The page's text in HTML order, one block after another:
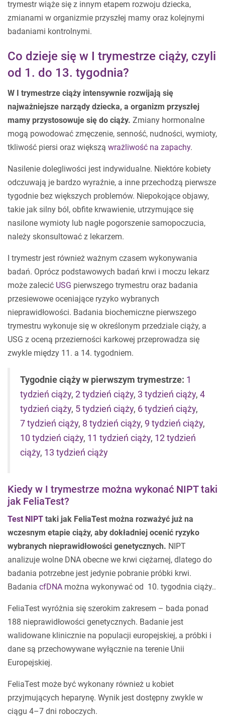
trymestr wiąże się z innym etapem rozwoju dziecka,
zmianami w organizmie przyszłej mamy oraz kolejnymi
badaniami kontrolnymi.
Co dzieje się w I trymestrze ciąży, czyli
od 1. do 13. tygodnia?
W I trymestrze ciąży intensywnie rozwijają się
najważniejsze narządy dziecka, a organizm przyszłej
mamy przystosowuje się do ciąży. Zmiany hormonalne
mogą powodować zmęczenie, senność, nudności, wymioty,
tkliwość piersi oraz większą wrażliwość na zapachy.
Nasilenie dolegliwości jest indywidualne. Niektóre kobiety
odczuwają je bardzo wyraźnie, a inne przechodzą pierwsze
tygodnie bez większych problemów. Niepokojące objawy,
takie jak silny ból, obfite krwawienie, utrzymujące się
nasilone wymioty lub nagłe pogorszenie samopoczucia,
należy skonsultować z lekarzem.
I trymestr jest również ważnym czasem wykonywania
badań. Oprócz podstawowych badań krwi i moczu lekarz
może zalecić USG pierwszego trymestru oraz badania
przesiewowe oceniające ryzyko wybranych
nieprawidłowości. Badania biochemiczne pierwszego
trymestru wykonuje się w określonym przedziale ciąży, a
USG z oceną przezierności karkowej przeprowadza się
zwykle między 11. a 14. tygodniem.
Tygodnie ciąży w pierwszym trymestrze: 1
tydzień ciąży, 2 tydzień ciąży, 3 tydzień ciąży, 4
tydzień ciąży, 5 tydzień ciąży, 6 tydzień ciąży,
7 tydzień ciąży, 8 tydzień ciąży, 9 tydzień ciąży,
10 tydzień ciąży, 11 tydzień ciąży, 12 tydzień
ciąży, 13 tydzień ciąży
Kiedy w I trymestrze można wykonać NIPT taki
jak FeliaTest?
Test NIPT taki jak FeliaTest można rozważyć już na
wczesnym etapie ciąży, aby dokładniej ocenić ryzyko
wybranych nieprawidłowości genetycznych. NIPT
analizuje wolne DNA obecne we krwi ciężarnej, dlatego do
badania potrzebne jest jedynie pobranie próbki krwi.
Badania cfDNA można wykonywać od 10. tygodnia ciąży..
FeliaTest wyróżnia się szerokim zakresem – bada ponad
188 nieprawidłowości genetycznych. Badanie jest
walidowane klinicznie na populacji europejskiej, a próbki i
dane są przechowywane wyłącznie na terenie Unii
Europejskiej.
FeliaTest może być wykonany również u kobiet
przyjmujących heparynę. Wynik jest dostępny zwykle w
ciągu 4–7 dni roboczych.